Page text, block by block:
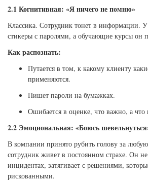
2.1 Когнитивная: «Я ничего не помню»
Классика. Сотрудник тонет в информации.
стикеры с паролями, а обучающие курсы он
Как распознать:
Путается в том, к какому клиенту
применяются.
Пишет пароли на бумажках.
Ошибается в оценке, что важно, а что
2.2 Эмоциональная: «Боюсь
В компании принято рубить голову за
сотрудник живет в постоянном страхе. Он
инцидентах, затягивает с решениями,
рискованными.